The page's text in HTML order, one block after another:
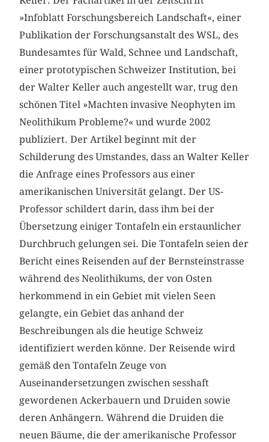
»Infoblatt Forschungsbereich Landschaft«, einer
Publikation der Forschungsanstalt des WSL, des
Bundesamtes für Wald, Schnee und Landschaft,
einer prototypischen Schweizer Institution, bei
der Walter Keller auch angestellt war, trug den
schönen Titel »Machten invasive Neophyten im
Neolithikum Probleme?« und wurde 2002
publiziert. Der Artikel beginnt mit der
Schilderung des Umstandes, dass an Walter Keller
die Anfrage eines Professors aus einer
amerikanischen Universität gelangt. Der US-
Professor schildert darin, dass ihm bei der
Übersetzung einiger Tontafeln ein erstaunlicher
Durchbruch gelungen sei. Die Tontafeln seien der
Bericht eines Reisenden auf der Bernsteinstrasse
während des Neolithikums, der von Osten
herkommend in ein Gebiet mit vielen Seen
gelangte, ein Gebiet das anhand der
Beschreibungen als die heutige Schweiz
identifiziert werden könne. Der Reisende wird
gemäß den Tontafeln Zeuge von
Auseinandersetzungen zwischen sesshaft
gewordenen Ackerbauern und Druiden sowie
deren Anhängern. Während die Druiden die
neuen Bäume, die der amerikanische Professor